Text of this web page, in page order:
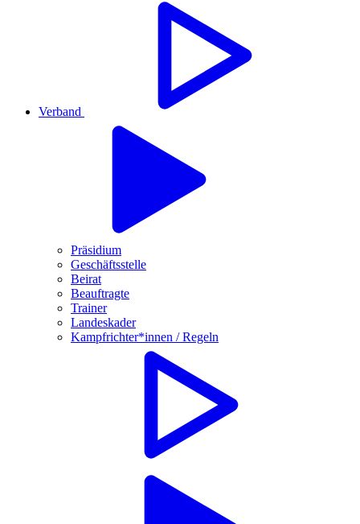
Verband
Präsidium
Geschäftsstelle
Beirat
Beauftragte
Trainer
Landeskader
Kampfrichter*innen / Regeln